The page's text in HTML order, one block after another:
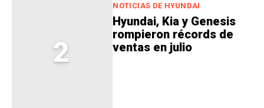
2
NOTICIAS DE HYUNDAI
Hyundai, Kia y Genesis
rompieron récords de
ventas en julio